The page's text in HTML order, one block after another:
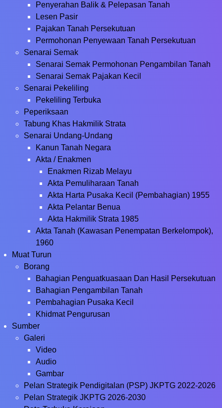
Penyerahan Balik & Pelepasan Tanah
Lesen Pasir
Pajakan Tanah Persekutuan
Permohonan Penyewaan Tanah Persekutuan
Senarai Semak
Senarai Semak Permohonan Pengambilan Tanah
Senarai Semak Pajakan Kecil
Senarai Pekeliling
Pekeliling Terbuka
Peperiksaan
Tabung Khas Hakmilik Strata
Senarai Undang-Undang
Kanun Tanah Negara
Akta / Enakmen
Enakmen Rizab Melayu
Akta Pemuliharaan Tanah
Akta Harta Pusaka Kecil (Pembahagian) 1955
Akta Pelantar Benua
Akta Hakmilik Strata 1985
Akta Tanah (Kawasan Penempatan Berkelompok),
1960
Muat Turun
Borang
Bahagian Penguatkuasaan Dan Hasil Persekutuan
Bahagian Pengambilan Tanah
Pembahagian Pusaka Kecil
Khidmat Pengurusan
Sumber
Galeri
Video
Audio
Gambar
Pelan Strategik Pendigitalan (PSP) JKPTG 2022-2026
Pelan Strategik JKPTG 2026-2030